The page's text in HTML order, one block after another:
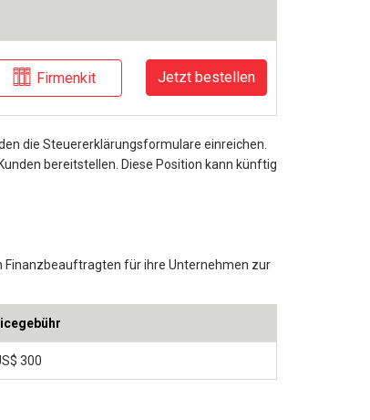
Firmenkit Jetzt bestellen
die Steuererklärungsformulare einreichen.
bereitstellen. Diese Position kann künftig
Finanzbeauftragten für ihre Unternehmen zur
300